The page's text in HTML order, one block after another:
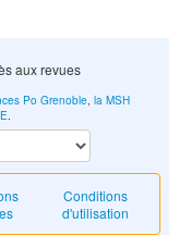
aux revues
Conditions
d'utilisation
Po Grenoble, la MSH